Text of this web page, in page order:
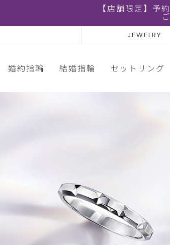
【店舗限定】
JEWELRY
婚約指輪 結婚指輪 セットリング